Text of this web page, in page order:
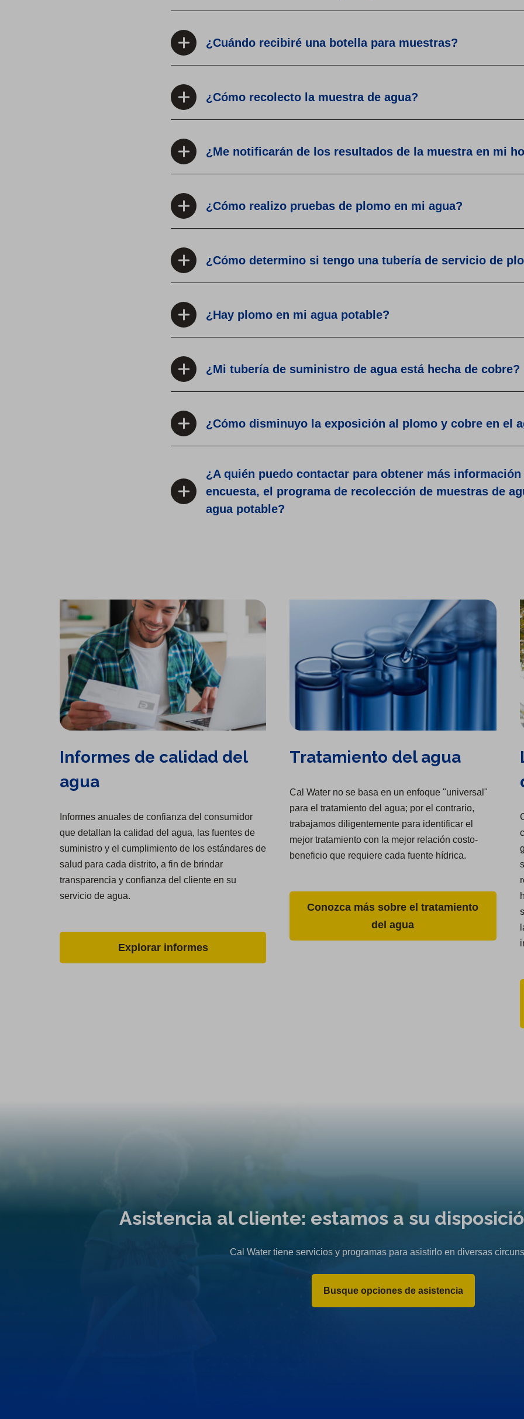
¿Cuándo recibiré una botella para muestras?
¿Cómo recolecto la muestra de agua?
¿Me notificarán de los resultados de la muestra en mi
¿Cómo realizo pruebas de plomo en mi agua?
¿Cómo determino si tengo una tubería de servicio de
¿Hay plomo en mi agua potable?
¿Mi tubería de suministro de agua está hecha de cobre?
¿Cómo disminuyo la exposición al plomo y cobre en el
¿A quién puedo contactar para obtener más información
encuesta, el programa de recolección de muestras de
agua potable?
Informes de calidad del
agua
Informes anuales de confianza del consumidor
que detallan la calidad del agua, las fuentes de
suministro y el cumplimiento de los estándares de
salud para cada distrito, a fin de brindar
transparencia y confianza del cliente en su
servicio de agua.
Explorar informes
Tratamiento del agua
Cal Water no se basa en un enfoque "universal"
para el tratamiento del agua; por el contrario,
trabajamos diligentemente para identificar el
mejor tratamiento con la mejor relación costo-
beneficio que requiere cada fuente hídrica.
Conozca más sobre el tratamiento
del agua
Asistencia al cliente: estamos a su
Cal Water tiene servicios y programas para asistirlo en diversas
Busque opciones de asistencia